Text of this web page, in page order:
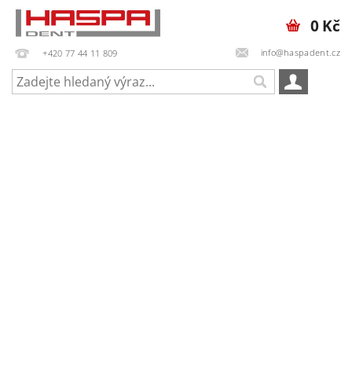
+420 77 44 11 809 info@haspadent.cz
0 Kč